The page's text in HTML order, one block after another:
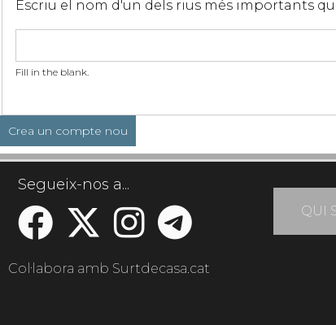
Escriu el nom d'un dels rius més importants
Fill in the blank.
Segueix-nos a...
QUI
Col·labora amb Surtdecasa.cat